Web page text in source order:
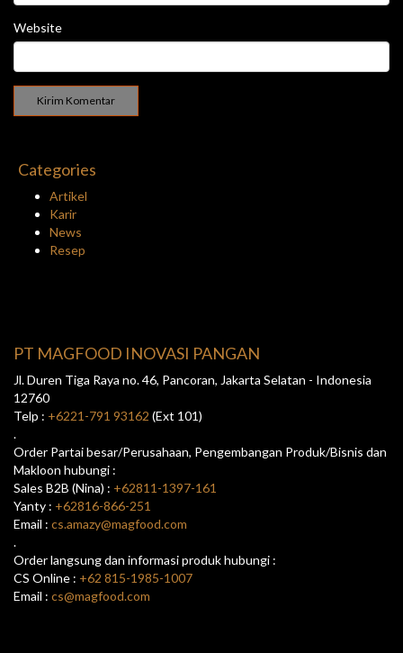
Website
Categories
Artikel
Karir
News
Resep
PT MAGFOOD INOVASI PANGAN
Jl. Duren Tiga Raya no. 46, Pancoran, Jakarta Selatan - Indonesia
12760
Telp : +6221-791 93162 (Ext 101)
.
Order Partai besar/Perusahaan, Pengembangan Produk/Bisnis dan
Makloon hubungi :
Sales B2B (Nina) : +62811-1397-161
Yanty : +62816-866-251
Email : cs.amazy@magfood.com
.
Order langsung dan informasi produk hubungi :
CS Online : +62 815-1985-1007
Email : cs@magfood.com